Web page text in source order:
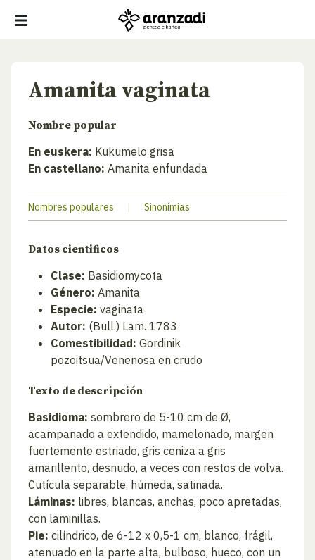
Amanita vaginata
Nombre popular
En euskera: Kukumelo grisa
En castellano: Amanita enfundada
Nombres populares | Sinonímias
Datos cientificos
Clase: Basidiomycota
Género: Amanita
Especie: vaginata
Autor: (Bull.) Lam. 1783
Comestibilidad: Gordinik
pozoitsua/Venenosa en crudo
Texto de descripción
Basidioma: sombrero de 5-10 cm de Ø,
acampanado a extendido, mamelonado, margen
fuertemente estriado, gris ceniza a gris
amarillento, desnudo, a veces con restos de volva.
Cutícula separable, húmeda, satinada.
Láminas: libres, blancas, anchas, poco apretadas,
con laminillas.
Pie: cilíndrico, de 6-12 x 0,5-1 cm, blanco, frágil,
atenuado en la parte alta, bulboso, hueco, con un